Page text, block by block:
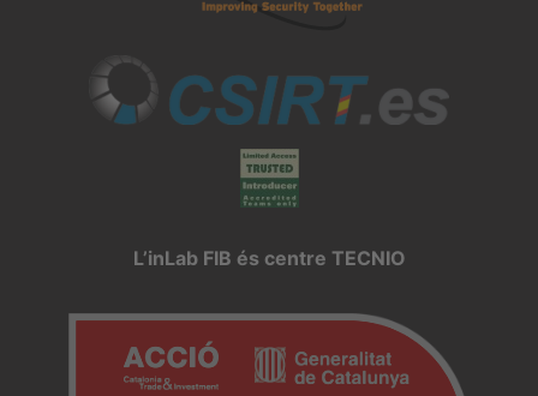
L’inLab FIB és centre TECNIO